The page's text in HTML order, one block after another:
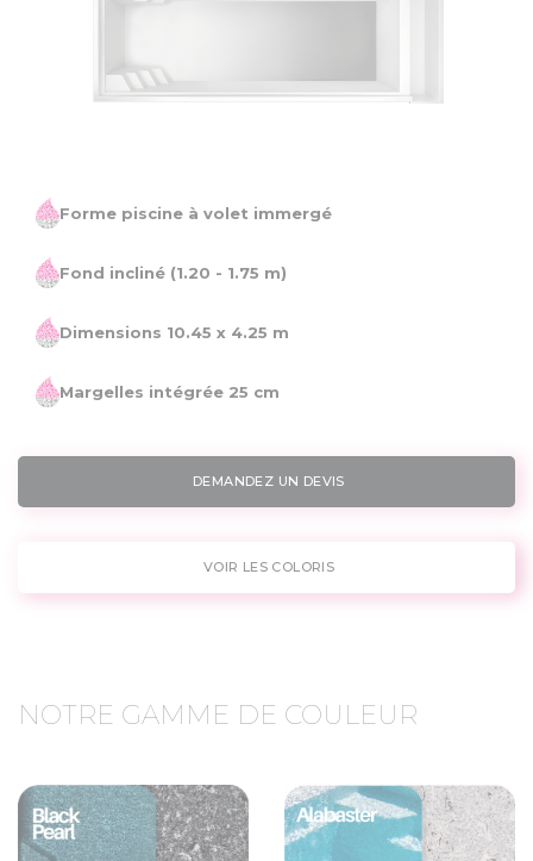
Forme piscine à volet immergé
Fond incliné (1.20 - 1.75 m)
Dimensions 10.45 x 4.25 m
Margelles intégrée 25 cm
DEMANDEZ UN DEVIS
VOIR LES COLORIS
NOTRE GAMME DE COULEUR